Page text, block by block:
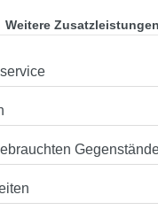
Weitere